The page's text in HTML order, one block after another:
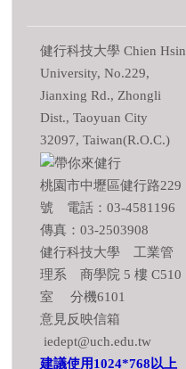
健行科技大學 Chien Hsin
University, No.229,
Jianxing Rd., Zhongli
Dist., Taoyuan City
32097, Taiwan(R.O.C.)
桃園市中壢區健行路229
號 電話：03-4581196
傳真：03-2503908
健行科技大學 工業管
理系 商學院 5 樓 C510
室 分機6101
意見反映信箱
iedept@uch.edu.tw
建議使用1024*768以上